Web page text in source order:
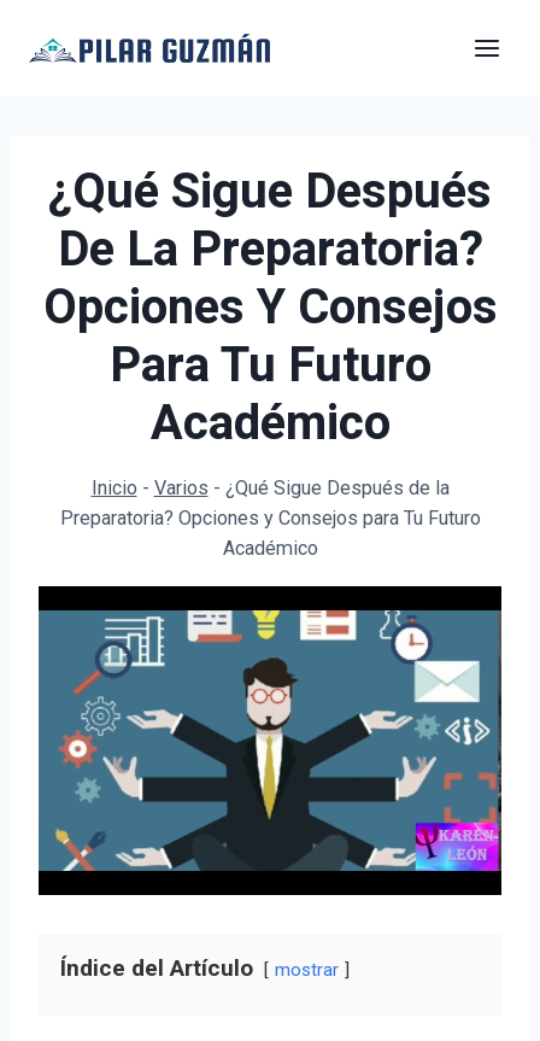
¿Qué Sigue Después
De La Preparatoria?
Opciones Y Consejos
Para Tu Futuro
Académico
Inicio - Varios - ¿Qué Sigue Después de la
Preparatoria? Opciones y Consejos para Tu Futuro
Académico
Índice del Artículo mostrar